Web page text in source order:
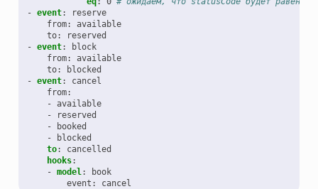
- event:
reserve
from:
available
to:
reserved
- event:
block
from:
available
to:
blocked
- event:
cancel
from:
- available
-
reserved
-
booked
-
blocked
to:
cancelled
hooks:
- model:
book
event : cancel